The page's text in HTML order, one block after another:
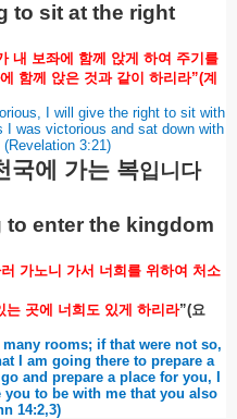
to sit at the right
내 보좌에 함께 앉게 하여 주기를
함께 앉은 것과 같이 하리라”(계
I will give the right to sit with
I was victorious and sat down with
3:21)
국에 가는 복입니다
to enter the kingdom
가노니 가서 너희를 위하여 처소
는 곳에 너희도 있게 하리라”(요
many rooms; if that were not so,
I am going there to prepare a
and prepare a place for you, I
to be with me that you also
14:2,3)